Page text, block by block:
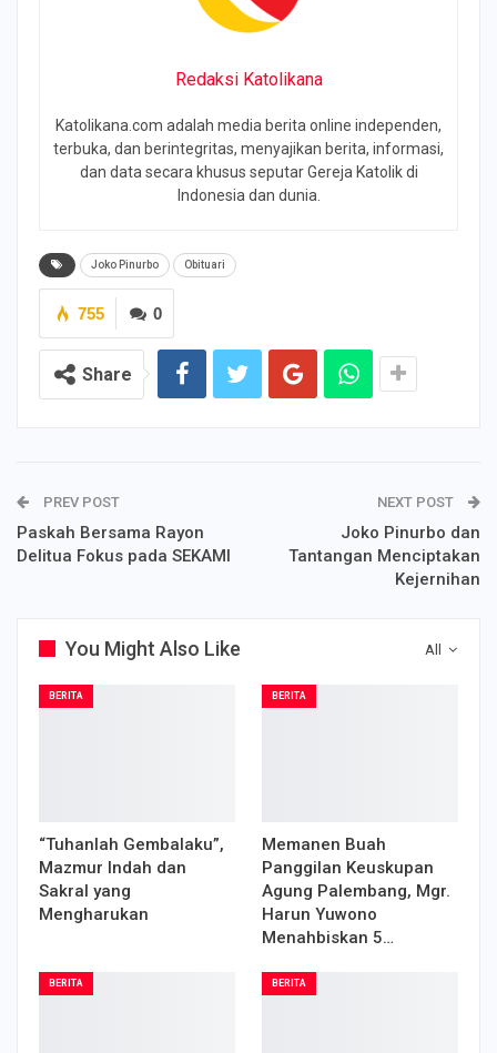
Redaksi Katolikana
Katolikana.com adalah media berita online independen,
terbuka, dan berintegritas, menyajikan berita, informasi,
dan data secara khusus seputar Gereja Katolik di
Indonesia dan dunia.
Joko Pinurbo Obituari
0
755
Share
PREV POST
Paskah Bersama Rayon
Delitua Fokus pada SEKAMI
NEXT POST
Joko Pinurbo dan
Tantangan Menciptakan
Kejernihan
All
You Might Also Like
BERITA
“Tuhanlah Gembalaku”,
Mazmur Indah dan
Sakral yang
Mengharukan
BERITA
Memanen Buah
Panggilan Keuskupan
Agung Palembang, Mgr.
Harun Yuwono
Menahbiskan 5…
BERITA BERITA